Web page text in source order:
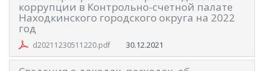
коррупции в Контрольно-счетной палате
Находкинского городского округа на 2022
год
d20211230511220.pdf 30.12.2021